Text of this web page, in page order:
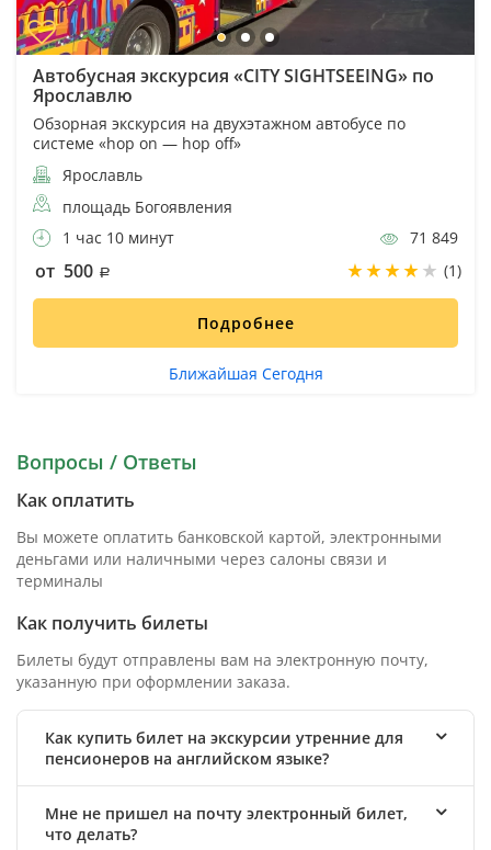
Автобусная экскурсия «CITY SIGHTSEEING» по
Ярославлю
Обзорная экскурсия на двухэтажном автобусе по
системе «hop on — hop off»
Ярославль
площадь Богоявления
1 час 10 минут
71 849
от 500 (1)
Подробнее
Ближайшая Сегодня
Вопросы / Ответы
Как оплатить
Вы можете оплатить банковской картой, электронными
деньгами или наличными через салоны связи и
терминалы
Как получить билеты
Билеты будут отправлены вам на электронную почту,
указанную при оформлении заказа.
Как купить билет на экскурсии утренние для
пенсионеров на английском языке?
Мне не пришел на почту электронный билет,
что делать?